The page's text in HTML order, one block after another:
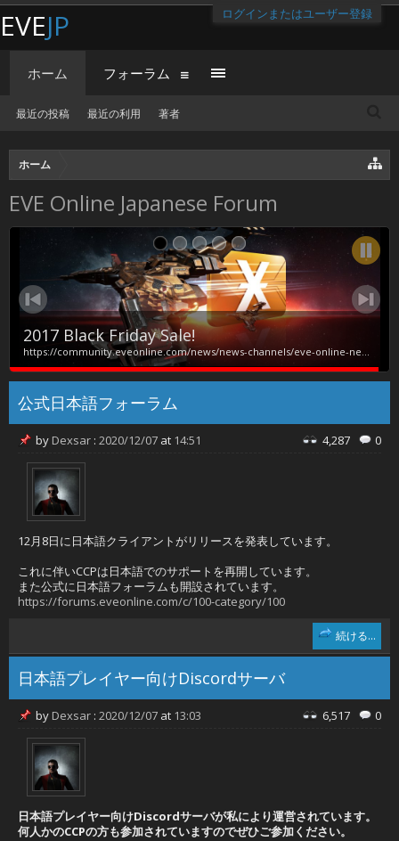
ログインまたはユーザー登録
ホーム
EVE Online Japanese Forum
2017 Black Friday Sale!
https://community.eveonline.com/news/news-channels/eve-online-news/2017-black-friday-sale/?utm_source=launcher&amp;utm_medium=banner&amp;utm_campaign=NES%20Black%20Friday&amp;utm_term=NES%20Black%20Friday&amp;utm_content=NES%20Black%20Friday 11月23日のダウンタイム明けより28日のダウンタイムまでブラックフライデーセールをします。 ブラックフライデー特設サイトより https://secure.eveonline.com/blackfriday/ Rattlesnake King's Ransom Darouen SKIN と Apocalypse Star Captain SKIN が確認できます。 １．King's Ransom Bundle （€39.99 / $39.99 / £33.99 / 2,399₽） 1x Rattlesnake King's...
公式日本語フォーラム
0
4,287
by Dexsar : 2020/12/07 at 14:51
12月8日に日本語クライアントがリリースを発表しています。
これに伴いCCPは日本語でのサポートを再開しています。
また公式に日本語フォーラムも開設されています。
https://forums.eveonline.com/c/100-category/100
続ける...
日本語プレイヤー向けDiscordサーバ
0
6,517
by Dexsar : 2020/12/07 at 13:03
日本語プレイヤー向けDiscordサーバが私により運営されています。
何人かのCCPの方も参加されていますのでぜひご参加ください。
EVEJP
ホーム
最近の投稿 最近の利用 著者
フォーラム